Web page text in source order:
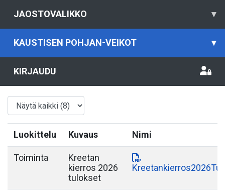
JAOSTOVALIKKO ▾
KAUSTISEN POHJAN-VEIKOT ▾
KIRJAUDU
Luokittelu Kuvaus Nimi
Toiminta
Kreetan
kierros 2026
tulokset